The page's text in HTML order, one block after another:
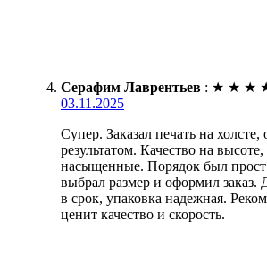
Серафим Лаврентьев : ★ ★ ★
03.11.2025
Супер. Заказал печать на холсте,
результатом. Качество на
насыщенные. Порядок был
выбрал размер и оформил заказ.
в срок, упаковка надежная.
ценит качество и скорость.